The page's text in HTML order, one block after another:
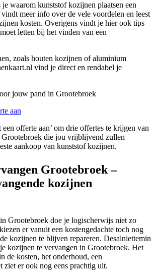
je waarom kunststof kozijnen plaatsen een
meer info over de vele voordelen en leest
kosten. Overigens vindt je hier ook tips
letten bij het vinden van een
zoals houten kozijnen of aluminium
vind je direct en rendabel je
jouw pand in Grootebroek
aan
offerte aan’ om drie offertes te krijgen van
die jou vrijblijvend zullen
aankoop van kunststof kozijnen.
Grootebroek –
kozijnen
Grootebroek doe je logischerwijs niet zo
er vanuit een kostengedachte toch nog
kozijnen te blijven repareren. Desalniettemin
kozijnen te vervangen in Grootebroek. Het
de kosten, het onderhoud, een
ziet er ook nog eens prachtig uit.